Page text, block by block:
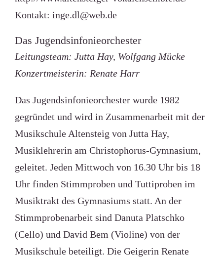
Kontakt: inge.dl@web.de
Das Jugendsinfonieorchester
Leitungsteam: Jutta Hay, Wolfgang Mücke
Konzertmeisterin: Renate Harr
Das Jugendsinfonieorchester wurde 1982
gegründet und wird in Zusammenarbeit mit der
Musikschule Altensteig von Jutta Hay,
Musiklehrerin am Christophorus-Gymnasium,
geleitet. Jeden Mittwoch von 16.30 Uhr bis 18
Uhr finden Stimmproben und Tuttiproben im
Musiktrakt des Gymnasiums statt. An der
Stimmprobenarbeit sind Danuta Platschko
(Cello) und David Bem (Violine) von der
Musikschule beteiligt. Die Geigerin Renate